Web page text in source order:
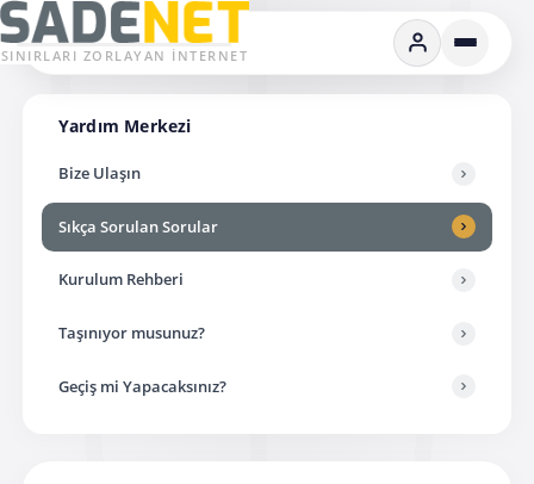
SINIRLARI ZORLAYAN İNTERNET
Yardım Merkezi
Bize Ulaşın
Sıkça Sorulan Sorular
Kurulum Rehberi
Taşınıyor musunuz?
Geçiş mi Yapacaksınız?